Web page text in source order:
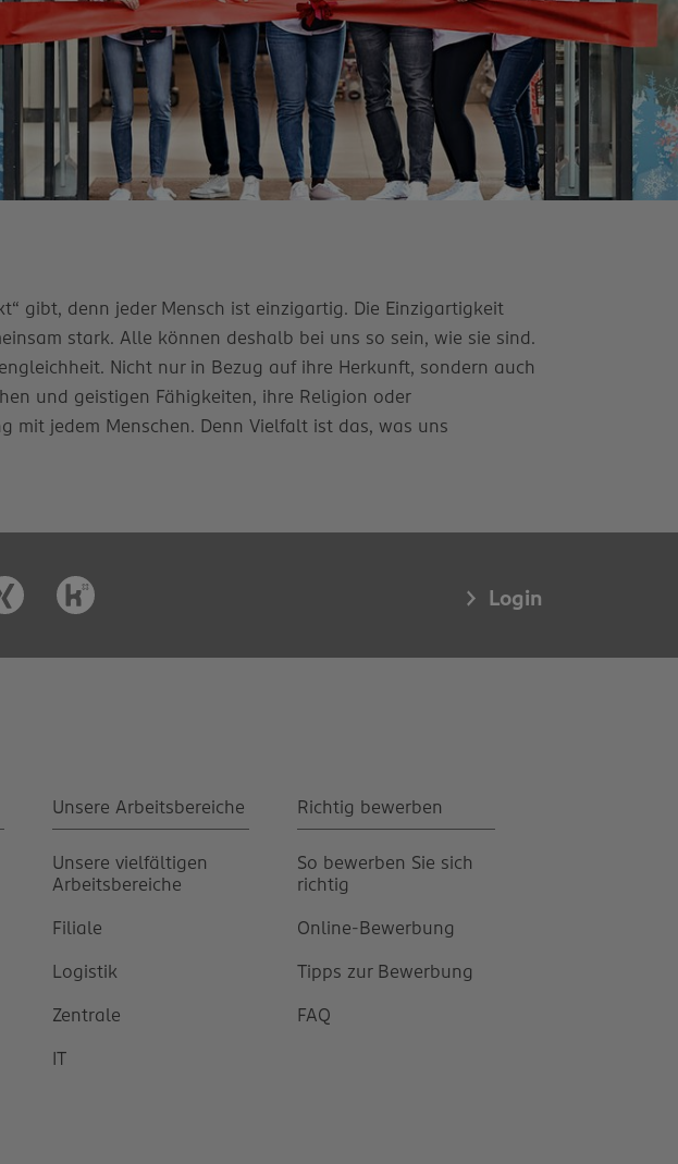
gibt, denn jeder Mensch ist einzigartig. Die Einzigartigkeit
stark. Alle können deshalb bei uns so sein, wie sie sind.
Nicht nur in Bezug auf ihre Herkunft, sondern auch
und geistigen Fähigkeiten, ihre Religion oder
mit jedem Menschen. Denn Vielfalt ist das, was uns
Login
Unsere Arbeitsbereiche
Unsere vielfältigen
Arbeitsbereiche
Filiale
Logistik
Zentrale
IT
Richtig bewerben
So bewerben Sie sich
richtig
Online-Bewerbung
Tipps zur Bewerbung
FAQ